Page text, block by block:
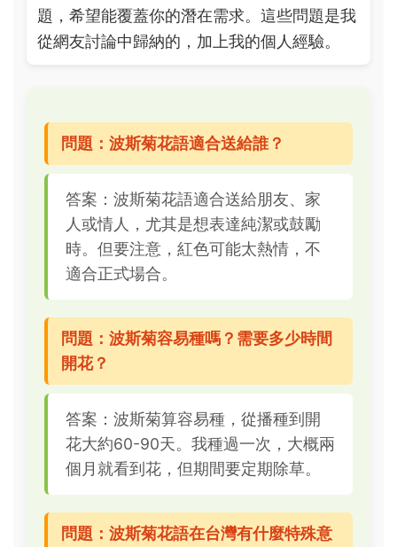
題，希望能覆蓋你的潛在需求。這些問題是我
從網友討論中歸納的，加上我的個人經驗。
問題：波斯菊花語適合送給誰？
答案：波斯菊花語適合送給朋友、家
人或情人，尤其是想表達純潔或鼓勵
時。但要注意，紅色可能太熱情，不
適合正式場合。
問題：波斯菊容易種嗎？需要多少時間
開花？
答案：波斯菊算容易種，從播種到開
花大約60-90天。我種過一次，大概兩
個月就看到花，但期間要定期除草。
問題：波斯菊花語在台灣有什麼特殊意